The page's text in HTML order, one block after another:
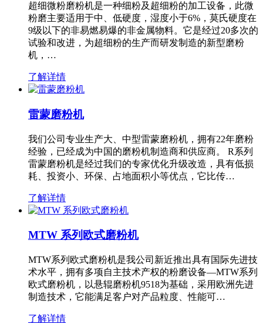
超细微粉磨粉机是一种细粉及超细粉的加工设备，此微
粉磨主要适用于中、低硬度，湿度小于6%，莫氏硬度在
9级以下的非易燃易爆的非金属物料。它是经过20多次的
试验和改进，为超细粉的生产而研发制造的新型磨粉
机，…
了解详情
雷蒙磨粉机
我们公司专业生产大、中型雷蒙磨粉机，拥有22年磨粉
经验，已经成为中国的磨粉机制造商和供应商。 R系列
雷蒙磨粉机是经过我们的专家优化升级改造，具有低损
耗、投资小、环保、占地面积小等优点，它比传…
了解详情
MTW 系列欧式磨粉机
MTW系列欧式磨粉机是我公司新近推出具有国际先进技
术水平，拥有多项自主技术产权的粉磨设备—MTW系列
欧式磨粉机，以悬辊磨粉机9518为基础，采用欧洲先进
制造技术，它能满足客户对产品粒度、性能可…
了解详情